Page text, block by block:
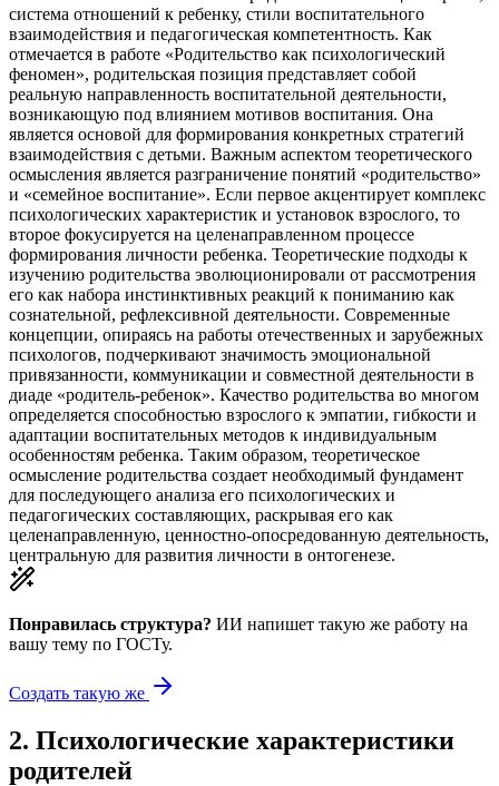
система отношений к ребенку, стили воспитательного
взаимодействия и педагогическая компетентность. Как
отмечается в работе «Родительство как психологический
феномен», родительская позиция представляет собой
реальную направленность воспитательной деятельности,
возникающую под влиянием мотивов воспитания. Она
является основой для формирования конкретных стратегий
взаимодействия с детьми. Важным аспектом теоретического
осмысления является разграничение понятий «родительство»
и «семейное воспитание». Если первое акцентирует комплекс
психологических характеристик и установок взрослого, то
второе фокусируется на целенаправленном процессе
формирования личности ребенка. Теоретические подходы к
изучению родительства эволюционировали от рассмотрения
его как набора инстинктивных реакций к пониманию как
сознательной, рефлексивной деятельности. Современные
концепции, опираясь на работы отечественных и зарубежных
психологов, подчеркивают значимость эмоциональной
привязанности, коммуникации и совместной деятельности в
диаде «родитель-ребенок». Качество родительства во многом
определяется способностью взрослого к эмпатии, гибкости и
адаптации воспитательных методов к индивидуальным
особенностям ребенка. Таким образом, теоретическое
осмысление родительства создает необходимый фундамент
для последующего анализа его психологических и
педагогических составляющих, раскрывая его как
целенаправленную, ценностно-опосредованную деятельность,
центральную для развития личности в онтогенезе.
Понравилась структура? ИИ напишет такую же работу на
вашу тему по ГОСТу.
Создать такую же
2. Психологические характеристики
родителей